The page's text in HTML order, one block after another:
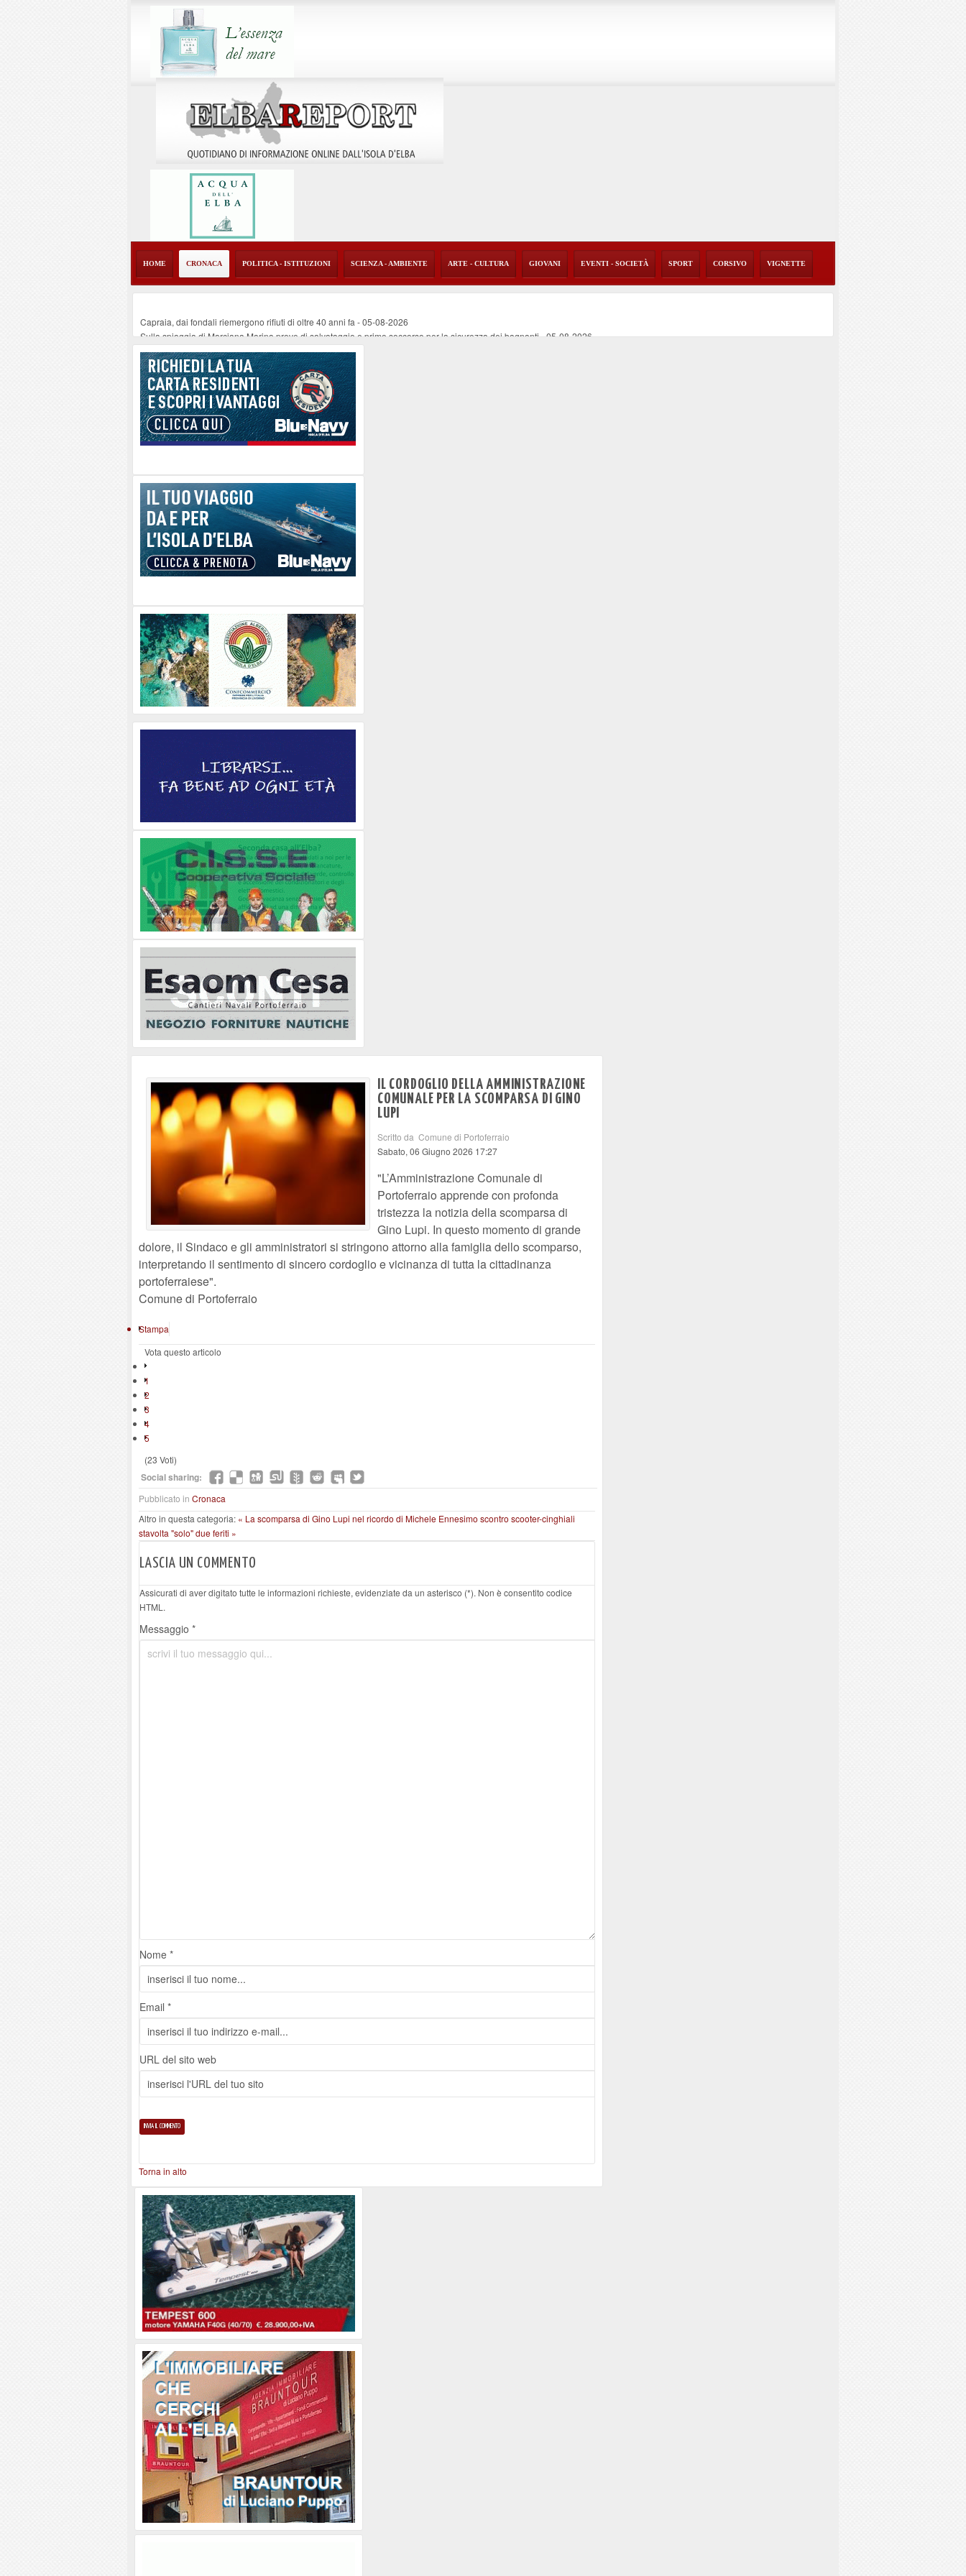
HOME CRONACA POLITICA - ISTITUZIONI SCIENZA - AMBIENTE ARTE - CULTURA GIOVANI EVENTI - SOCIETÀ SPORT CORSIVO VIGNETTE
Capraia, dai fondali riemergono rifiuti di oltre 40 anni fa -05-08-2026
Sulla spiaggia di Marciana Marina prove di salvataggio e primo soccorso per la sicurezza dei bagnanti-05-08-2026
Rotta Elba–Bali: il viaggio impossibile di Moira Lena Tassi approda al Museo Bolano
Il 9 e 11 agosto, due passeggiate alla scoperta di chiese, santi, antichi vigneti e mulini
Danilo Casali, marinaio decorato dell’Elba e la straordinaria traversata con la nave “Pietro Orseolo”
IL CORDOGLIO DELLA AMMINISTRAZIONE
COMUNALE PER LA SCOMPARSA DI GINO
LUPI
Scritto da Comune di Portoferraio
Sabato, 06 Giugno 2026 17:27
"L’Amministrazione Comunale di
Portoferraio apprende con profonda
tristezza la notizia della scomparsa di
Gino Lupi. In questo momento di grande
dolore, il Sindaco e gli amministratori si stringono attorno alla famiglia dello scomparso,
interpretando il sentimento di sincero cordoglio e vicinanza di tutta la cittadinanza
portoferraiese".
Comune di Portoferraio
Stampa
Vota questo articolo
1
2
3
4
5
(23 Voti)
Social sharing:
Pubblicato in Cronaca
Altro in questa categoria: « La scomparsa di Gino Lupi nel ricordo di Michele Ennesimo scontro scooter-cinghiali
stavolta "solo" due feriti »
LASCIA UN COMMENTO
Assicurati di aver digitato tutte le informazioni richieste, evidenziate da un asterisco (*). Non è consentito codice
HTML.
Messaggio *
Nome *
Email *
URL del sito web
Torna in alto